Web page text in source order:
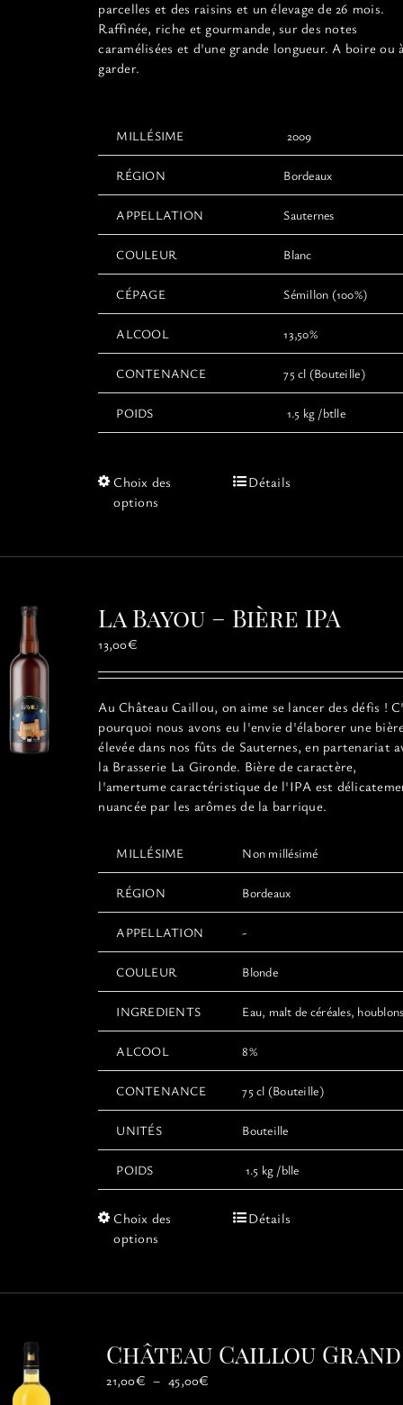
parcelles et des raisins et un élevage de 26 mois.
Raffinée, riche et gourmande, sur des notes
caramélisées et d'une grande longueur. A boire ou
garder.
MILLÉSIME 2009
RÉGION Bordeaux
APPELLATION Sauternes
COULEUR Blanc
CÉPAGE Sémillon (100%)
ALCOOL 13,50%
CONTENANCE 75 cl (Bouteille)
POIDS 1.5 kg /btlle
Choix des
options
Ce
variations.
peuvent
sur
page
du
produit
Détails
La Bayou – Bière IPA
13,00€
Au Château Caillou, on aime se lancer des défis !
pourquoi nous avons eu l'envie d'élaborer une
élevée dans nos fûts de Sauternes, en partenariat
la Brasserie La Gironde. Bière de caractère,
l'amertume caractéristique de l'IPA est
nuancée par les arômes de la barrique.
MILLÉSIME Non millésimé
RÉGION Bordeaux
APPELLATION -
COULEUR Blonde
INGREDIENTS Eau, malt de céréales,
ALCOOL 8%
CONTENANCE 75 cl (Bouteille)
UNITÉS Bouteille
POIDS 1.5 kg /blle
Choix des
options
Ce
variations.
peuvent
Détails
Château Caillou
21,00€ – 45,00€